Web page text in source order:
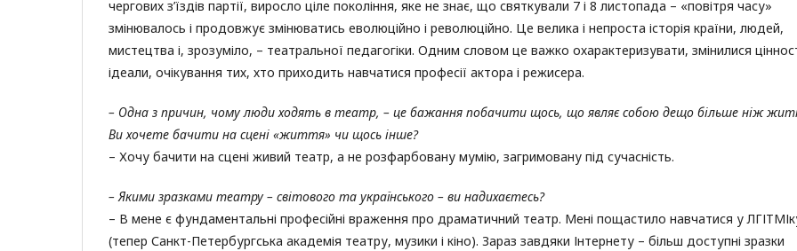
чергових з’їздів партії, виросло ціле покоління, яке не знає, що святкували 7 і 8 листопада – «повітря часу»
змінювалось і продовжує змінюватись еволюційно і революційно. Це велика і непроста історія країни, людей,
мистецтва і, зрозуміло, – театральної педагогіки. Одним словом це важко охарактеризувати, змінилися
ідеали, очікування тих, хто приходить навчатися професії актора і режисера.
– Одна з причин, чому люди ходять в театр, – це бажання побачити щось, що являє собою дещо більше ніж
Ви хочете бачити на сцені «життя» чи щось інше?
– Хочу бачити на сцені живий театр, а не розфарбовану мумію, загримовану під сучасність.
– Якими зразками театру – світового та українського – ви надихаєтесь?
– В мене є фундаментальні професійні враження про драматичний театр. Мені пощастило навчатися у
(тепер Санкт-Петербургська академія театру, музики і кіно). Зараз завдяки Інтернету – більш доступні зразки